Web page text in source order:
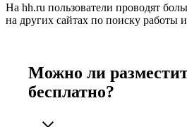
На hh.ru пользователи проводят
на других сайтах по поиску работы
Можно ли
бесплатно?